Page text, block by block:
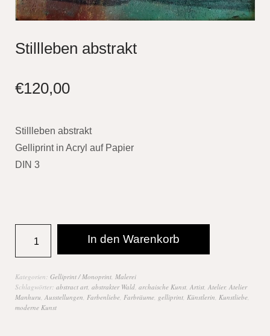
Stillleben abstrakt
€120,00
Stillleben abstrakt
Gelliprint in Acryl auf Papier
DIN 3
In den Warenkorb
Kategorien: Gelliprint / Monoprint Malerei
Schlagwörter: abstract art abstrakter Wald archaische Kunst Artist Atelier, Atelier
Manhuru Ausstellungen Farbenliebe Farbräume gelliprint Künstlerin Kunstliebe
moderne Kunst